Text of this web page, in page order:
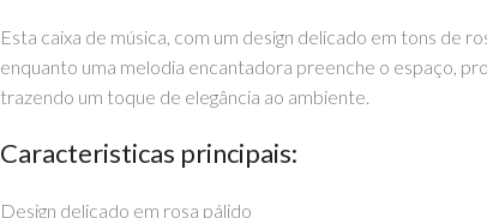
Esta caixa de música, com um design delicado em tons de
enquanto uma melodia encantadora preenche o espaço,
trazendo um toque de elegância ao ambiente.
Caracteristicas principais:
Design delicado em rosa pálido